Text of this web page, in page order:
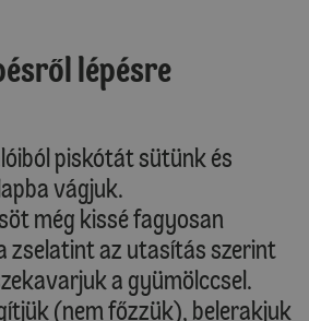
lépésre
piskótát sütünk és
vágjuk.
még kissé fagyosan
zselatint az utasítás szerint
a gyümölccsel.
(nem főzzük), belerakjuk